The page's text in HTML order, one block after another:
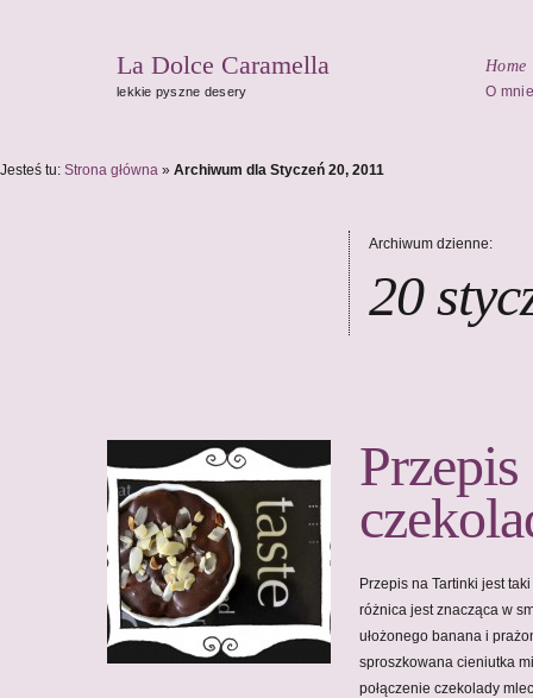
La Dolce Caramella
lekkie pyszne desery
Home
O mnie
Jesteś tu: Strona główna » Archiwum dla Styczeń 20, 2011
Archiwum dzienne:
20
Przepis na Tartinki jest
różnica jest znacząca w
ułożonego banana i
sproszkowana cieniutka
połączenie czekolady